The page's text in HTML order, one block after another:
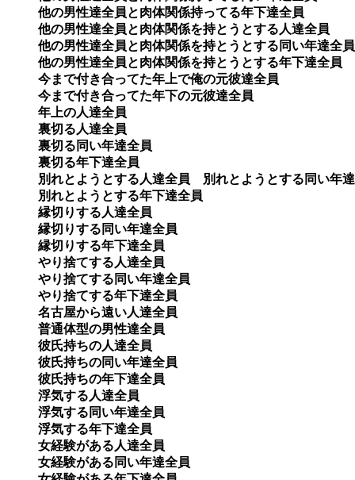
他の男性達全員と肉体関係持ってる年下達全員
他の男性達全員と肉体関係を持とうとする人達全員
他の男性達全員と肉体関係を持とうとする同い年達
他の男性達全員と肉体関係を持とうとする年下達全員
今まで付き合ってた年上で俺の元彼達全員
今まで付き合ってた年下の元彼達全員
年上の人達全員
裏切る人達全員
裏切る同い年達全員
裏切る年下達全員
別れとようとする人達全員　別れとようとする同い年
別れとようとする年下達全員
縁切りする人達全員
縁切りする同い年達全員
縁切りする年下達全員
やり捨てする人達全員
やり捨てする同い年達全員
やり捨てする年下達全員
名古屋から遠い人達全員
普通体型の男性達全員
彼氏持ちの人達全員
彼氏持ちの同い年達全員
彼氏持ちの年下達全員
浮気する人達全員
浮気する同い年達全員
浮気する年下達全員
女経験がある人達全員
女経験がある同い年達全員